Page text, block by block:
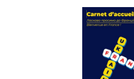
Statut de
l’élu local
Mise à jour avril
2024
FEUILLETER